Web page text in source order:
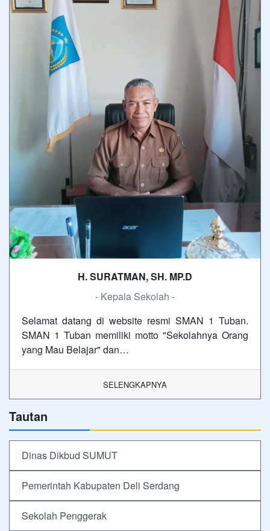
H. SURATMAN, SH. MP.D
- Kepala Sekolah -
Selamat datang di website resmi SMAN 1 Tuban.
SMAN 1 Tuban memiliki motto "Sekolahnya Orang
yang Mau Belajar" dan…
SELENGKAPNYA
Tautan
Dinas Dikbud SUMUT
Pemerintah Kabupaten Deli Serdang
Sekolah Penggerak